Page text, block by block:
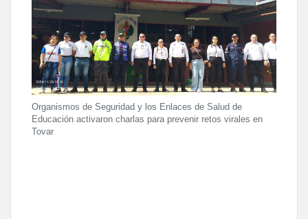
Organismos de Seguridad y los Enlaces de Salud de
Educación activaron charlas para prevenir retos virales en
Tovar